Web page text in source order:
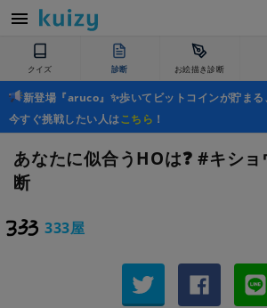
クイズ 診断 お絵描き診断
新登場『aruco』✨歩いてビットコインが貯まる
今すぐ挑戦したい人はこちら ！
あなたに似合うHOは❓ #キシ
断
333屋